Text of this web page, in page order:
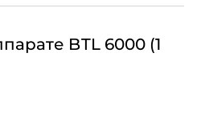
BTL 6000 (1